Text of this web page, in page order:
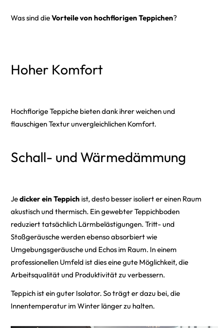
Was sind dieVorteile von hochflorigen Teppichen?
Hoher Komfort
Hochflorige Teppiche bieten dank ihrer weichen und
flauschigen Textur unvergleichlichen Komfort.
Schall- und Wärmedämmung
Jedicker ein Teppich ist, desto besser isoliert er einen Raum
akustisch und thermisch. Ein gewebter Teppichboden
reduziert tatsächlich Lärmbelästigungen. Tritt- und
Stoßgeräusche werden ebenso absorbiert wie
Umgebungsgeräusche und Echos im Raum. In einem
professionellen Umfeld ist dies eine gute Möglichkeit, die
Arbeitsqualität und Produktivität zu verbessern.
Teppich ist ein guter Isolator. So trägt er dazu bei, die
Innentemperatur im Winter länger zu halten.